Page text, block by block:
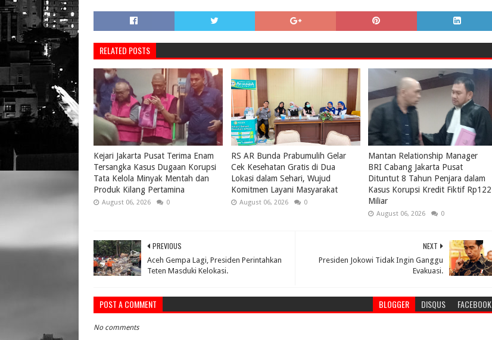
RELATED POSTS
Kejari Jakarta Pusat Terima Enam
Tersangka Kasus Dugaan Korupsi
Tata Kelola Minyak Mentah dan
Produk Kilang Pertamina
August 06, 2026 0
RS AR Bunda Prabumulih Gelar
Cek Kesehatan Gratis di Dua
Lokasi dalam Sehari, Wujud
Komitmen Layani Masyarakat
August 06, 2026 0
Mantan Relationship Manager
BRI Cabang Jakarta Pusat
Dituntut 8 Tahun Penjara dalam
Kasus Korupsi Kredit Fiktif Rp122
Miliar
August 06, 2026 0
NEXT
Presiden Jokowi Tidak Ingin Ganggu
Evakuasi.
PREVIOUS
Aceh Gempa Lagi, Presiden Perintahkan
Teten Masduki Kelokasi.
POST A COMMENT BLOGGER DISQUS FACEBOOK
No comments